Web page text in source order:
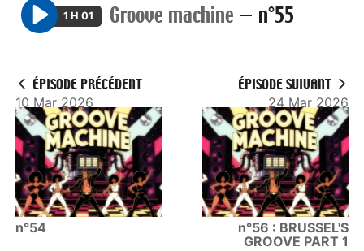
P
y
1 H 01 Groove machine — n°55
ÉPISODE PRÉCÉDENT
10 Mar 2026
n°54
ÉPISODE SUIVANT
24 Mar 2026
n°56 : BRUSSEL'S
GROOVE PART 1